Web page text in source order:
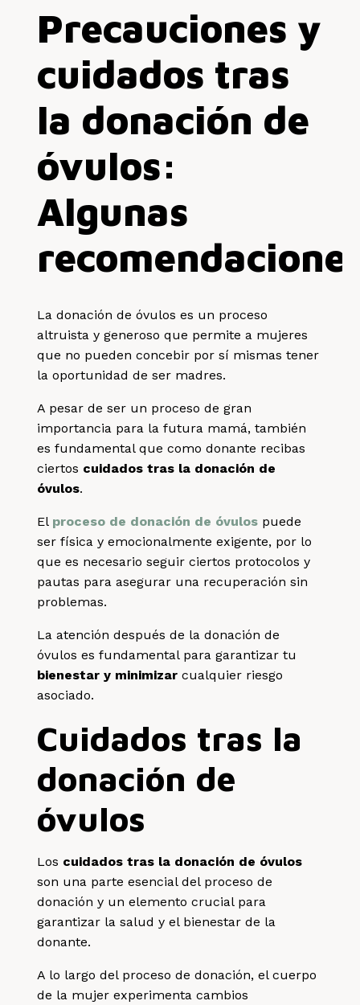
Precauciones y
cuidados tras
la donación de
óvulos:
Algunas
La donación de óvulos es un proceso
altruista y generoso que permite a mujeres
que no pueden concebir por sí mismas tener
la oportunidad de ser madres.
A pesar de ser un proceso de gran
importancia para la futura mamá, también
es fundamental que como donante recibas
ciertos cuidados tras la donación de
óvulos.
El proceso de donación de óvulos puede
ser física y emocionalmente exigente, por lo
que es necesario seguir ciertos protocolos y
pautas para asegurar una recuperación sin
problemas.
La atención después de la donación de
óvulos es fundamental para garantizar tu
bienestar y minimizar cualquier riesgo
asociado.
Cuidados tras la
donación de
óvulos
Los cuidados tras la donación de óvulos
son una parte esencial del proceso de
donación y un elemento crucial para
garantizar la salud y el bienestar de la
donante.
A lo largo del proceso de donación, el cuerpo
de la mujer experimenta cambios